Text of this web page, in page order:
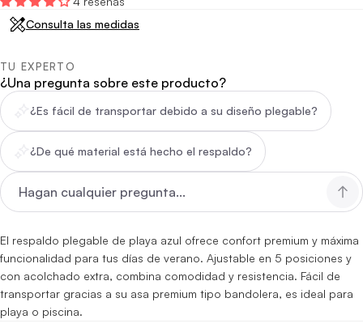
Consulta las medidas
TU EXPERTO
¿Una pregunta sobre este producto?
¿Es fácil de transportar debido a su diseño plegable?
¿De qué material está hecho el respaldo?
El respaldo plegable de playa azul ofrece confort premium y máxima
funcionalidad para tus días de verano. Ajustable en 5 posiciones y
con acolchado extra, combina comodidad y resistencia. Fácil de
transportar gracias a su asa premium tipo bandolera, es ideal para
playa o piscina.